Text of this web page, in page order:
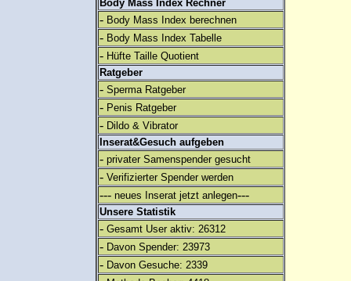
Body Mass Index Rechner
- Body Mass Index berechnen
- Body Mass Index Tabelle
- Hüfte Taille Quotient
Ratgeber
- Sperma Ratgeber
- Penis Ratgeber
- Dildo & Vibrator
Inserat&Gesuch aufgeben
- privater Samenspender gesucht
- Verifizierter Spender werden
--- neues Inserat jetzt anlegen---
Unsere Statistik
- Gesamt User aktiv: 26312
- Davon Spender: 23973
- Davon Gesuche: 2339